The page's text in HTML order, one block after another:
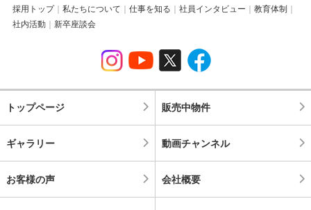
採用トップ 私たちについて 仕事を知る 社員インタビュー
教育体制
社内活動
新卒座談会
トップページ 販売中物件
ギャラリー 動画チャンネル
お客様の声 会社概要